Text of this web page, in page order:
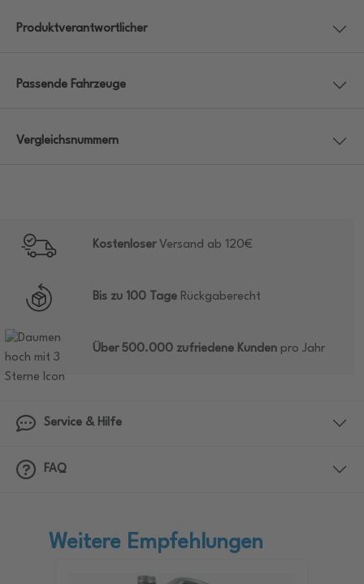
Produktverantwortlicher
Passende Fahrzeuge
Vergleichsnummern
KostenloserVersand ab 120€
Bis zu 100 Tage Rückgaberecht
Über 500.000 zufriedene Kunden pro Jahr
Service & Hilfe
FAQ
Weitere Empfehlungen